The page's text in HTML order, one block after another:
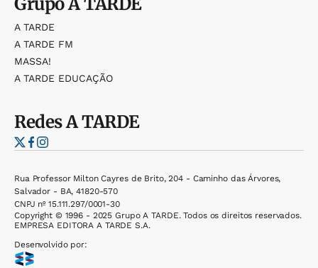
A TARDE
A TARDE FM
MASSA!
A TARDE EDUCAÇÃO
RedesA TARDE
Rua Professor Milton Cayres de Brito, 204 - Caminho das Árvores,
Salvador - BA, 41820-570
CNPJ nº 15.111.297/0001-30
Copyright © 1996 - 2025 Grupo A TARDE. Todos os direitos reservados.
EMPRESA EDITORA A TARDE S.A.
Desenvolvido por: